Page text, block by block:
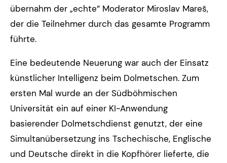
übernahm der „echte“ Moderator Miroslav Mareš,
der die Teilnehmer durch das gesamte Programm
führte.
Eine bedeutende Neuerung war auch der Einsatz
künstlicher Intelligenz beim Dolmetschen. Zum
ersten Mal wurde an der Südböhmischen
Universität ein auf einer KI-Anwendung
basierender Dolmetschdienst genutzt, der eine
Simultanübersetzung ins Tschechische, Englische
und Deutsche direkt in die Kopfhörer lieferte, die